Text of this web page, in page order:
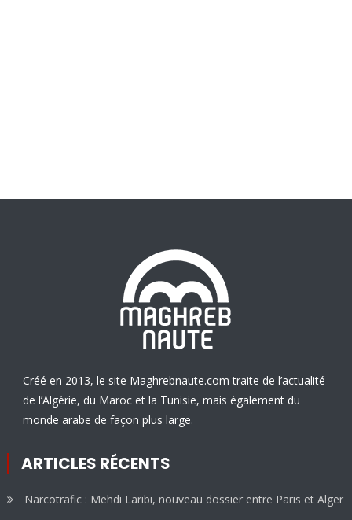
Créé en 2013, le site Maghrebnaute.com traite de l’actualité
de l’Algérie, du Maroc et la Tunisie, mais également du
monde arabe de façon plus large.
ARTICLES RÉCENTS
Narcotrafic : Mehdi Laribi, nouveau dossier entre Paris et Alger